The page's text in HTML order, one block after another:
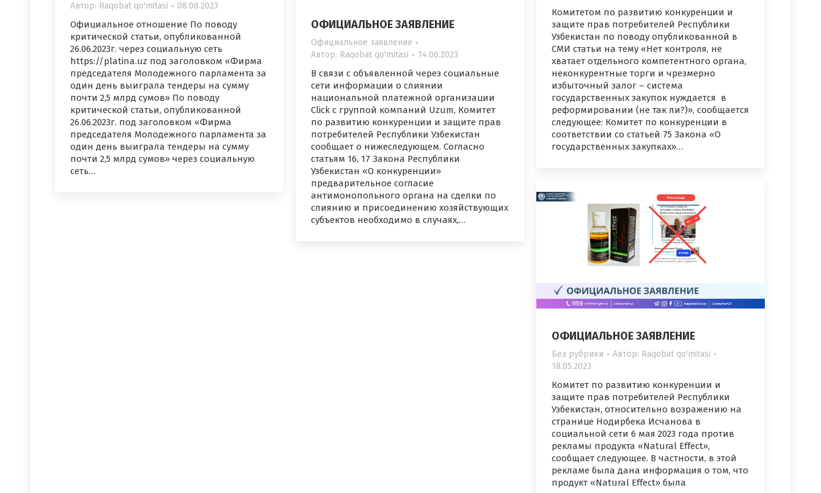
Автор: Raqobat qo'mitasi 08.08.2023
Официальное отношение По поводу
критической статьи, опубликованной
26.06.2023г. через социальную сеть
https://platina.uz под заголовком «Фирма
председателя Молодежного парламента за
один день выиграла тендеры на сумму
почти 2,5 млрд сумов» По поводу
критической статьи, опубликованной
26.06.2023г. под заголовком «Фирма
председателя Молодежного парламента за
один день выиграла тендеры на сумму
почти 2,5 млрд сумов» через социальную
сеть…
Комитетом по развитию конкуренции и
защите прав потребителей Республики
Узбекистан по поводу опубликованной в
СМИ статьи на тему «Нет контроля, не
хватает отдельного компетентного органа,
неконкурентные торги и чрезмерно
избыточный залог – система
государственных закупок нуждается в
реформировании (не так ли?)», сообщается
следующее: Комитет по конкуренции в
соответствии со статьей 75 Закона «О
государственных закупках»…
ОФИЦИАЛЬНОЕ ЗАЯВЛЕНИЕ
Официальное заявление
Автор: Raqobat qo'mitasi 14.06.2023
В связи с объявленной через социальные
сети информации о слиянии
национальной платежной организации
Click с группой компаний Uzum, Комитет
по развитию конкуренции и защите прав
потребителей Республики Узбекистан
сообщает о нижеследующем. Согласно
статьям 16, 17 Закона Республики
Узбекистан «О конкуренции»
предварительное согласие
антимонопольного органа на сделки по
слиянию и присоединению хозяйствующих
субъектов необходимо в случаях,…
ОФИЦИАЛЬНОЕ ЗАЯВЛЕНИЕ
Без рубрики Автор: Raqobat qo'mitasi
18.05.2023
Комитет по развитию конкуренции и
защите прав потребителей Республики
Узбекистан, относительно возражению на
странице Нодирбека Исчанова в
социальной сети 6 мая 2023 года против
рекламы продукта «Natural Effect»,
сообщает следующее. В частности, в этой
рекламе была дана информация о том, что
продукт «Natural Effect» была